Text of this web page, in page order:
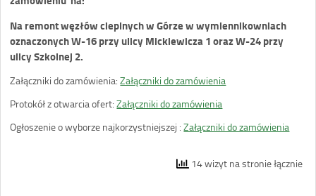
Na remont węzłów cieplnych w Górze w wymiennikowniach
oznaczonych W-16 przy ulicy Mickiewicza 1 oraz W-24 przy
ulicy Szkolnej 2.
Załączniki do zamówienia:Załączniki do zamówienia
Protokół z otwarcia ofert:Załączniki do zamówienia
Ogłoszenie o wyborze najkorzystniejszej :Załączniki do zamówienia
14 wizyt na stronie łącznie